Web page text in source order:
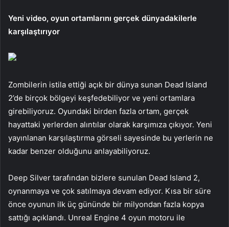
Yeni video, oyun ortamlarını gerçek dünyadakilerle
karşılaştırıyor
Zombilerin istila ettiği açık bir dünya sunan Dead Island
2’de birçok bölgeyi keşfedebiliyor ve yeni ortamlara
girebiliyoruz. Oyundaki birden fazla ortam, gerçek
hayattaki yerlerden alıntılar olarak karşımıza çıkıyor. Yeni
yayınlanan karşılaştırma görseli sayesinde bu yerlerin ne
kadar benzer olduğunu anlayabiliyoruz.
Deep Silver tarafından bizlere sunulan Dead Island 2,
oynanmaya ve çok satılmaya devam ediyor. Kısa bir süre
önce oyunun ilk üç gününde bir milyondan fazla kopya
sattığı açıklandı. Unreal Engine 4 oyun motoru ile